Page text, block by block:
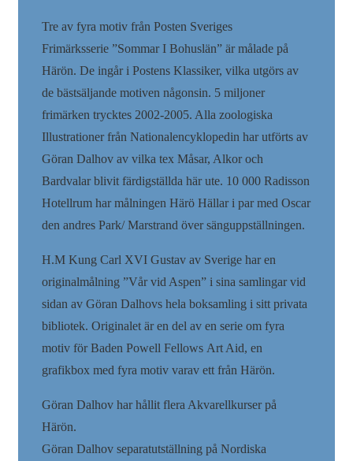
Tre av fyra motiv från Posten Sveriges
Frimärksserie ”Sommar I Bohuslän” är målade på
Härön. De ingår i Postens Klassiker, vilka utgörs av
de bästsäljande motiven någonsin. 5 miljoner
frimärken trycktes 2002-2005. Alla zoologiska
Illustrationer från Nationalencyklopedin har utförts av
Göran Dalhov av vilka tex Måsar, Alkor och
Bardvalar blivit färdigställda här ute. 10 000 Radisson
Hotellrum har målningen Härö Hällar i par med Oscar
den andres Park/ Marstrand över sänguppställningen.
H.M Kung Carl XVI Gustav av Sverige har en
originalmålning ”Vår vid Aspen” i sina samlingar vid
sidan av Göran Dalhovs hela boksamling i sitt privata
bibliotek. Originalet är en del av en serie om fyra
motiv för Baden Powell Fellows Art Aid, en
grafikbox med fyra motiv varav ett från Härön.
Göran Dalhov har hållit flera Akvarellkurser på
Härön.
Göran Dalhov separatutställning på Nordiska